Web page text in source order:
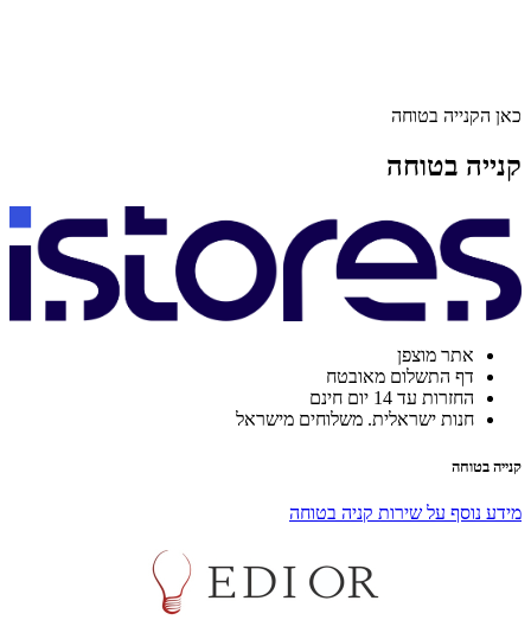
כאן הקנייה בטוחה
קנייה בטוחה
אתר מוצפן
דף התשלום מאובטח
החזרות עד 14 יום חינם
חנות ישראלית. משלוחים מישראל
קנייה בטוחה
מידע נוסף על שירות קניה בטוחה